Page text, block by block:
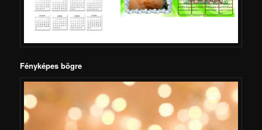
Fényképes bögre